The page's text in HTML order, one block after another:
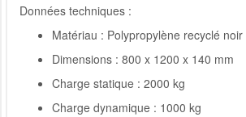
Données techniques :
Matériau : Polypropylène recyclé noir
Dimensions : 800 x 1200 x 140 mm
Charge statique : 2000 kg
Charge dynamique : 1000 kg